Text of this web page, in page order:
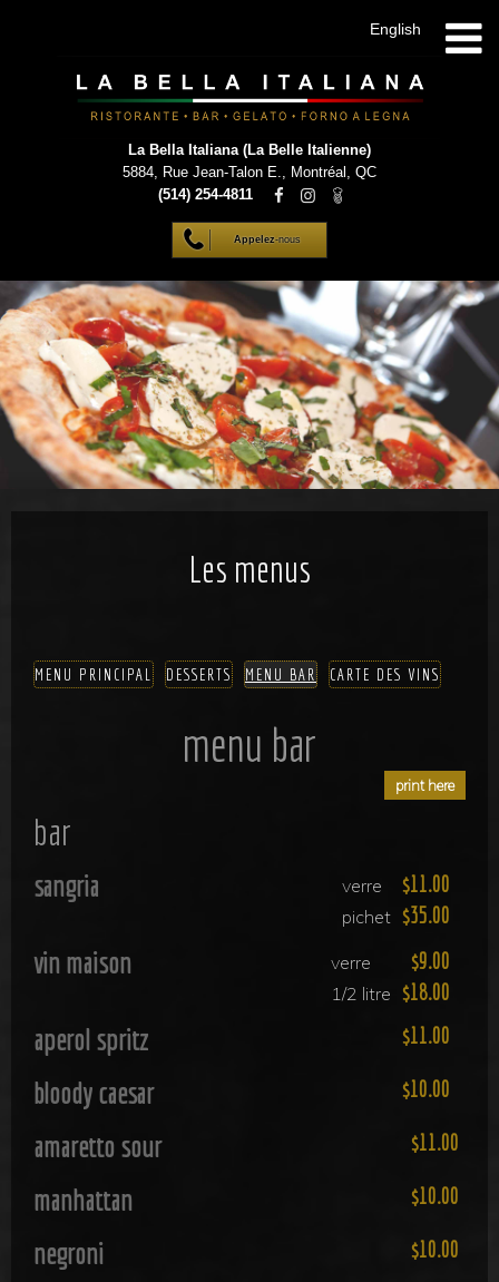
La Bella Italiana (La Belle Italienne)
5884, Rue Jean-Talon E., Montréal , QC
(514) 254-4811
English
Appelez-nous
HOME
DÉTAILS
MENUS
GALERIE
LISTE VIP
CONTACT
Les menus
MENU PRINCIPAL DESSERTS MENU BAR CARTE DES VINS
menu bar
bar
sangria verre 11.00
pichet 35.00
vin maison verre 9.00
1/2 litre 18.00
aperol spritz 11.00
bloody caesar 10.00
amaretto sour 11.00
manhattan 10.00
negroni 10.00